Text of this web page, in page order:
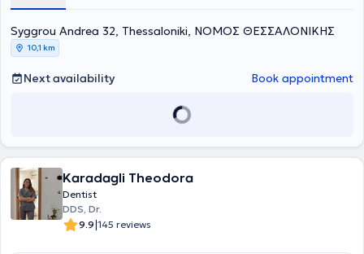
experience in the field and her practice caters to the needs of both
children and adults.
Syggrou Andrea 32, Thessaloniki, ΝΟΜΟΣ ΘΕΣΣΑΛΟΝΙΚΗΣ
10,1 km
Next availability Book appointment
Karadagli Theodora
Dentist
DDS, Dr.
9.9|145 reviews